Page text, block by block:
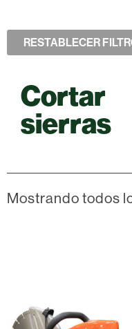
RESTABLECER
Cortar
sierras
Mostrando todos